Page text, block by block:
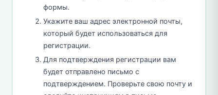
формы.
Укажите ваш адрес электронной почты,
который будет использоваться для
регистрации.
Для подтверждения регистрации вам
будет отправлено письмо с
подтверждением. Проверьте свою почту и